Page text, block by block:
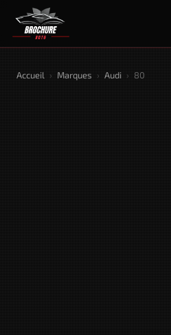
Accueil › Marques › Audi › 80